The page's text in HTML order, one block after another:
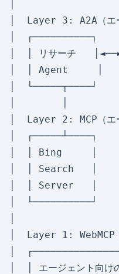
│  Layer 3: A2A（
│  ┌──────────┐
│  │ リサーチ
│  │ Agent     │
│  └─────┬────┘
│  Layer 2: MCP
│  ┌─────┴────┐
│  │ Bing     │
│  │ Search   │
│  │ Server   │
│  └──────────┘
│  Layer 1:
│
│  │ エージェント